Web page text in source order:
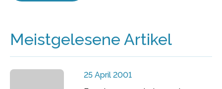
Meistgelesene Artikel
25 April 2001